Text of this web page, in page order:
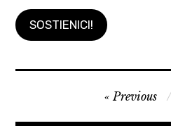
SOSTIENICI!
Navigazione
articoli
Previous